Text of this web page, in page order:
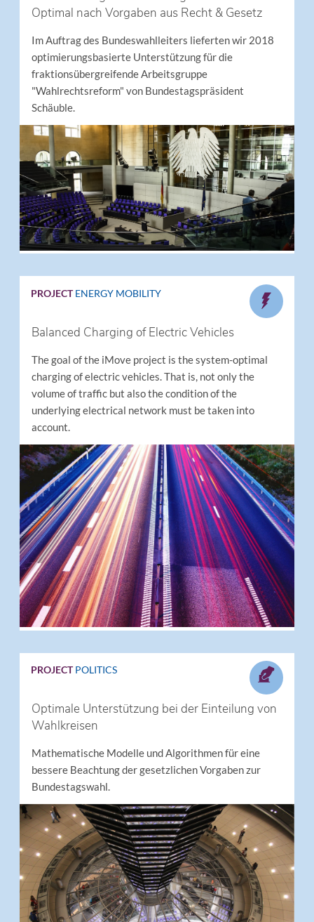
Optimal nach Vorgaben aus Recht & Gesetz
Im Auftrag des Bundeswahlleiters lieferten wir 2018
optimierungsbasierte Unterstützung für die
fraktionsübergreifende Arbeitsgruppe
"Wahlrechtsreform" von Bundestagspräsident
Schäuble.
PROJECT ENERGY MOBILITY
Balanced Charging of Electric Vehicles
The goal of the iMove project is the system-optimal
charging of electric vehicles. That is, not only the
volume of traffic but also the condition of the
underlying electrical network must be taken into
account.
PROJECT POLITICS
Optimale Unterstützung bei der Einteilung von
Wahlkreisen
Mathematische Modelle und Algorithmen für eine
bessere Beachtung der gesetzlichen Vorgaben zur
Bundestagswahl.